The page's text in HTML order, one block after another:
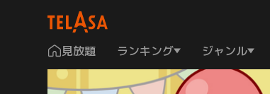
見放題 ランキング ジャンル